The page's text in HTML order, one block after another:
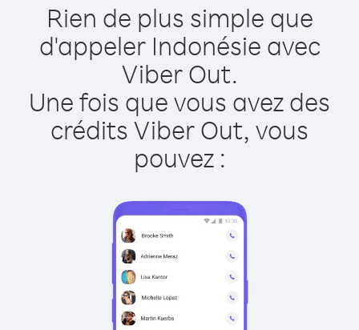
Rien de plus simple que
d'appeler Indonésie avec
Viber Out.
Une fois que vous avez des
crédits Viber Out, vous
pouvez :